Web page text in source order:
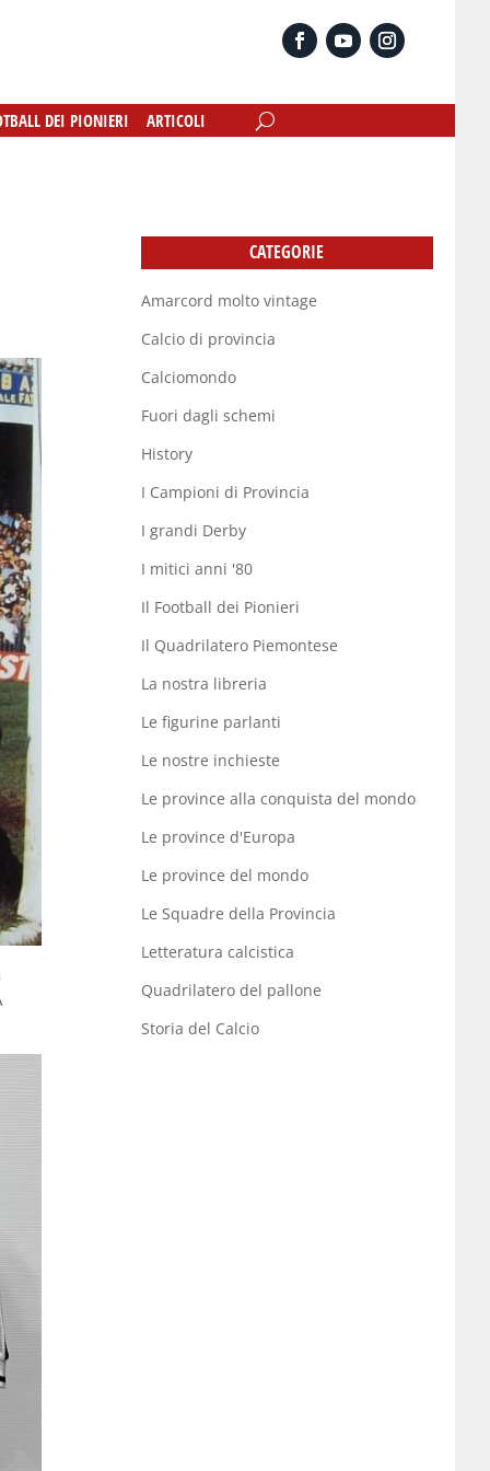
DEI PIONIERI ARTICOLI
DEI PIONIERI ARTICOLI
CATEGORIE
Amarcord molto vintage
Calcio di provincia
Calciomondo
Fuori dagli schemi
History
I Campioni di Provincia
I grandi Derby
I mitici anni '80
Il Football dei Pionieri
Il Quadrilatero Piemontese
La nostra libreria
Le figurine parlanti
Le nostre inchieste
Le province alla conquista del mondo
Le province d'Europa
Le province del mondo
Le Squadre della Provincia
Letteratura calcistica
Quadrilatero del pallone
Storia del Calcio